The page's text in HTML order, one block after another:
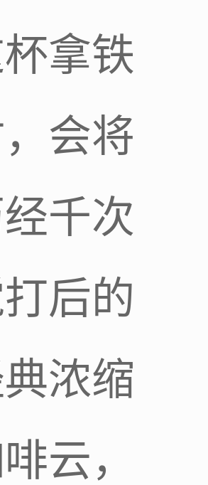
拿铁
会将
千次
后的
浓缩
云，